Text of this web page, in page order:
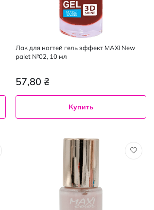
Лак для ногтей гель эффект MAXI New
palet №02, 10 мл
57,80 ₴
Купить